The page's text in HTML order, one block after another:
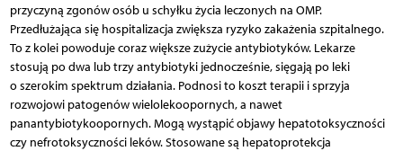
przyczyną zgonów osób u schyłku życia leczonych na OMP.
Przedłużająca się hospitalizacja zwiększa ryzyko zakażenia szpitalnego.
To z kolei powoduje coraz większe zużycie antybiotyków. Lekarze
stosują po dwa lub trzy antybiotyki jednocześ­nie, sięgają po leki
o szerokim spektrum działania. Podnosi to koszt terapii i sprzyja
rozwojowi patogenów wielolekoopornych, a nawet
panantybiotykoopornych. Mogą wystąpić objawy hepatotoksyczności
czy nefrotoksyczności leków. Stosowane są hepatoprotekcja